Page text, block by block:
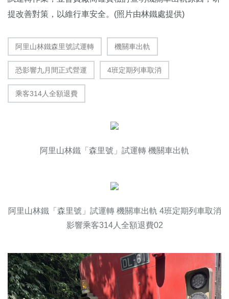
提改善對策，以維行車安全。(照片由林鐵處提供)
阿里山林鐵森里號試運轉 機關車出軌
恐影響九月間正式營運 4班定期列車取消
乘客314人全額退費
阿里山林鐵「森里號」試運轉 機關車出軌
阿里山林鐵「森里號」試運轉 機關車出軌 4班定期列車取消
影響乘客314人全額退費02